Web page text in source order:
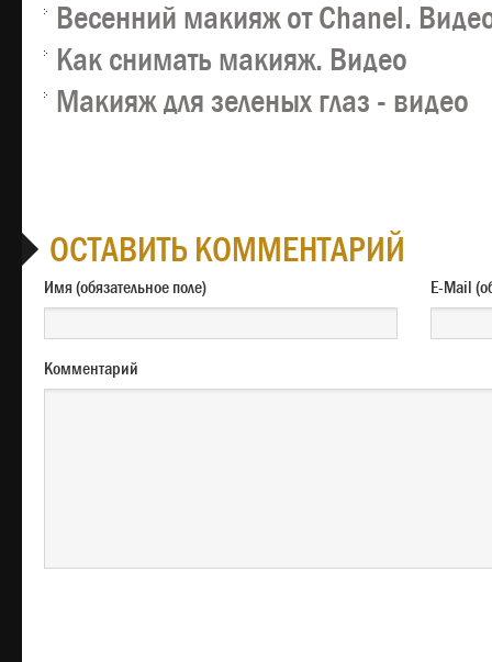
Весенний макияж от Chanel.
Как снимать макияж. Видео
Макияж для зеленых глаз - видео
ОСТАВИТЬ КОММЕНТАРИЙ
Имя (обязательное поле) E-
Комментарий